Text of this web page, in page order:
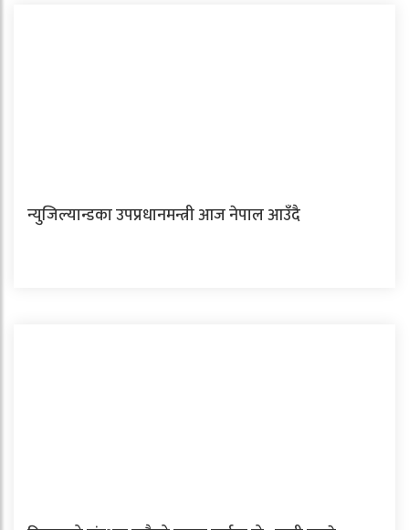
न्युजिल्यान्डका उपप्रधानमन्त्री आज नेपाल आउँदै